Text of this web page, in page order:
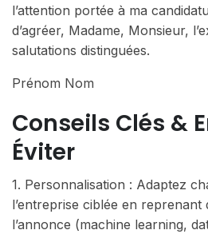
l’attention portée à ma
d’agréer, Madame, Monsieur,
salutations distinguées.
Prénom Nom
Conseils Clés &
Éviter
1. Personnalisation : Adaptez
l’entreprise ciblée en reprenant
l’annonce (machine learning,